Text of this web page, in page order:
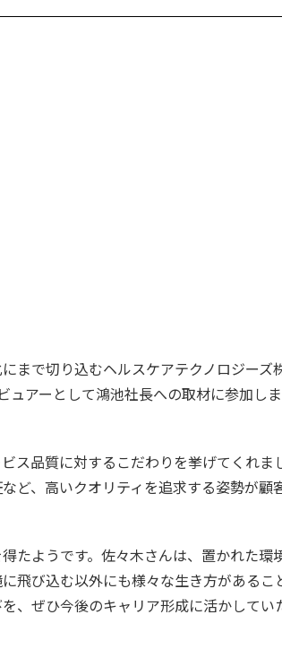
まで切り込むヘルスケアテクノロジーズ
アーとして鴻池社長への取材に参加し
ス品質に対するこだわりを挙げてくれま
ど、高いクオリティを追求する姿勢が顧
たようです。佐々木さんは、置かれた環
飛び込む以外にも様々な生き方があるこ
、ぜひ今後のキャリア形成に活かしてい